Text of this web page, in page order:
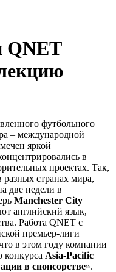
QNET
футбольного
– международной
яркой
в
проектах. Так,
странах мира,
две недели в
Manchester City
английский язык,
Работа QNET c
премьер-лиги
в этом году компании
Asia-Pacific
в спонсорстве».